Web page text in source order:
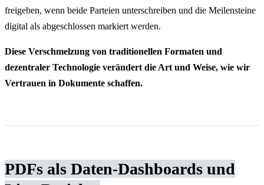
freigeben, wenn beide Parteien unterschreiben und die Meilensteine
digital als abgeschlossen markiert werden.
Diese Verschmelzung von traditionellen Formaten und
dezentraler Technologie verändert die Art und Weise, wie wir
Vertrauen in Dokumente schaffen.
PDFs als Daten-Dashboards und